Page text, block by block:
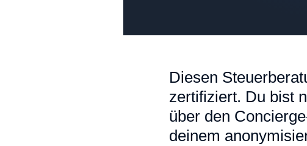
Diesen
zertifiziert. Du bist
über den
deinem